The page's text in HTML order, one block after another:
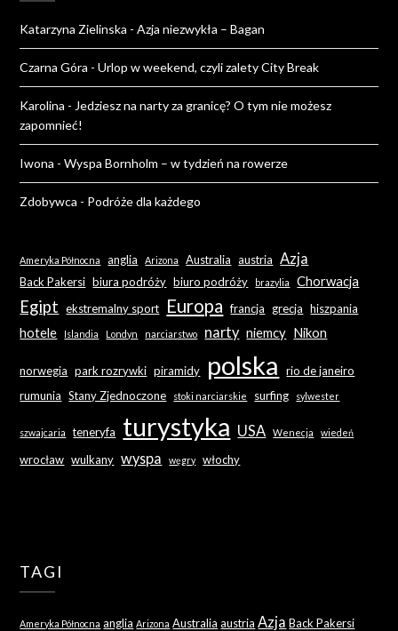
Katarzyna Zielinska -Azja niezwykła – Bagan
Czarna Góra -Urlop w weekend, czyli zalety City Break
Karolina - Jedziesz na narty za granicę? O tym nie możesz
zapomnieć!
Iwona -Wyspa Bornholm – w tydzień na rowerze
Zdobywca - Podróże dla każdego
Ameryka Północna anglia Arizona Australia austria Azja
Back Pakersi biura podróży biuro podróży brazylia Chorwacja
Egipt ekstremalny sport Europa francja grecja hiszpania
hotele Islandia Londyn narciarstwo narty niemcy Nikon
norwegia park rozrywki piramidy polska
rio de janeiro
rumunia Stany Zjednoczone stoki narciarskie surfing sylwester
szwajcaria teneryfa turystyka USA Wenecja wiedeń
wrocław wulkany wyspa węgry włochy
TAGI
Ameryka Północna anglia Arizona Australia austria Azja Back Pakersi